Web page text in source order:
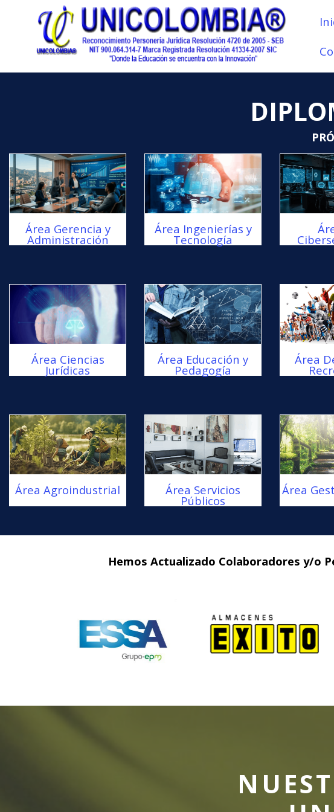
Área Gerencia y
Administración
Área Ingenierías y
Tecnología
Área Ciencias
Jurídicas
Área Educación y
Pedagogía
Área
Área Agroindustrial Área Servicios
Públicos
Área
Hemos Actualizado Colaboradores y/o